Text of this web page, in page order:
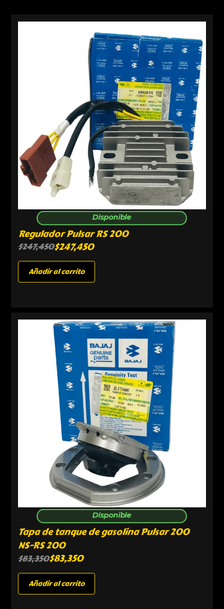
Disponible
Regulador Pulsar RS 200
$247,450$247,450
Añadir al carrito
Disponible
Tapa de tanque de gasolina Pulsar 200
NS-RS 200
$83,350$83,350
Añadir al carrito